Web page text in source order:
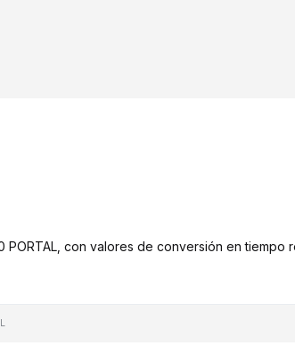
con valores de conversión en tiempo